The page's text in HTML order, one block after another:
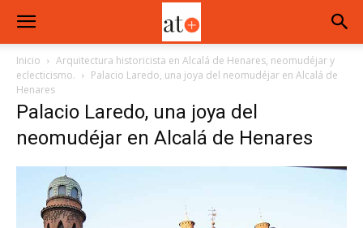
Inicio
Arquitectura historicista en Alcalá de Henares, neomudéjar y
eclecticismo.
Palacio Laredo, una joya del neomudéjar en Alcalá de
Henares
Palacio Laredo, una joya del
neomudéjar en Alcalá de Henares